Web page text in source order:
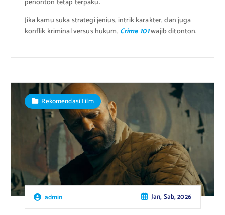
penonton tetap terpaku.
Jika kamu suka strategi jenius, intrik karakter, dan juga
konflik kriminal versus hukum, Crime 101wajib ditonton.
admin Jan, Sab, 2026
Rekomendasi Film